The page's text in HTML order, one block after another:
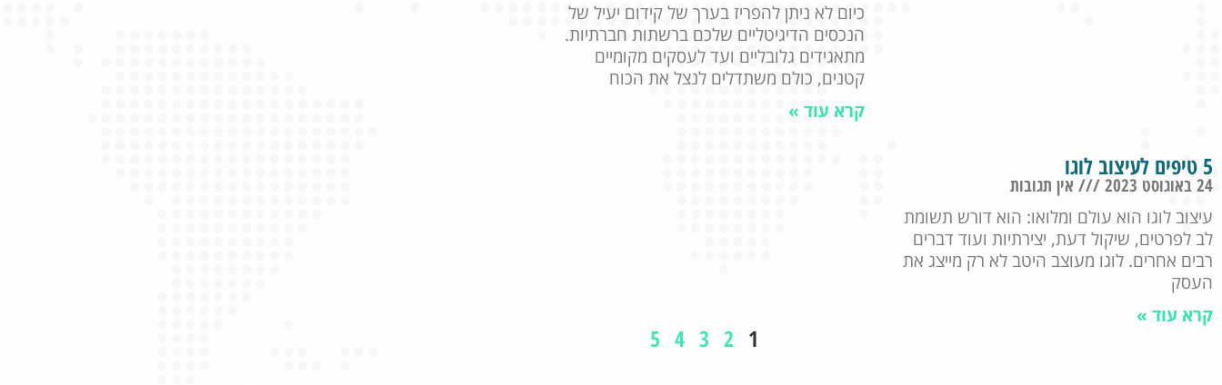
כיום לא ניתן להפריז בערך של קידום יעיל של
הנכסים הדיגיטליים שלכם ברשתות חברתיות.
מתאגידים גלובליים ועד לעסקים מקומיים
קטנים, כולם משתדלים לנצל את הכוח
קרא עוד »
5 טיפים לעיצוב לוגו
24 באוגוסט 2023
אין תגובות
עיצוב לוגו הוא עולם ומלואו: הוא דורש תשומת
לב לפרטים, שיקול דעת, יצירתיות ועוד דברים
רבים אחרים. לוגו מעוצב היטב לא רק מייצג את
העסק
קרא עוד »
1
2
3
4
5